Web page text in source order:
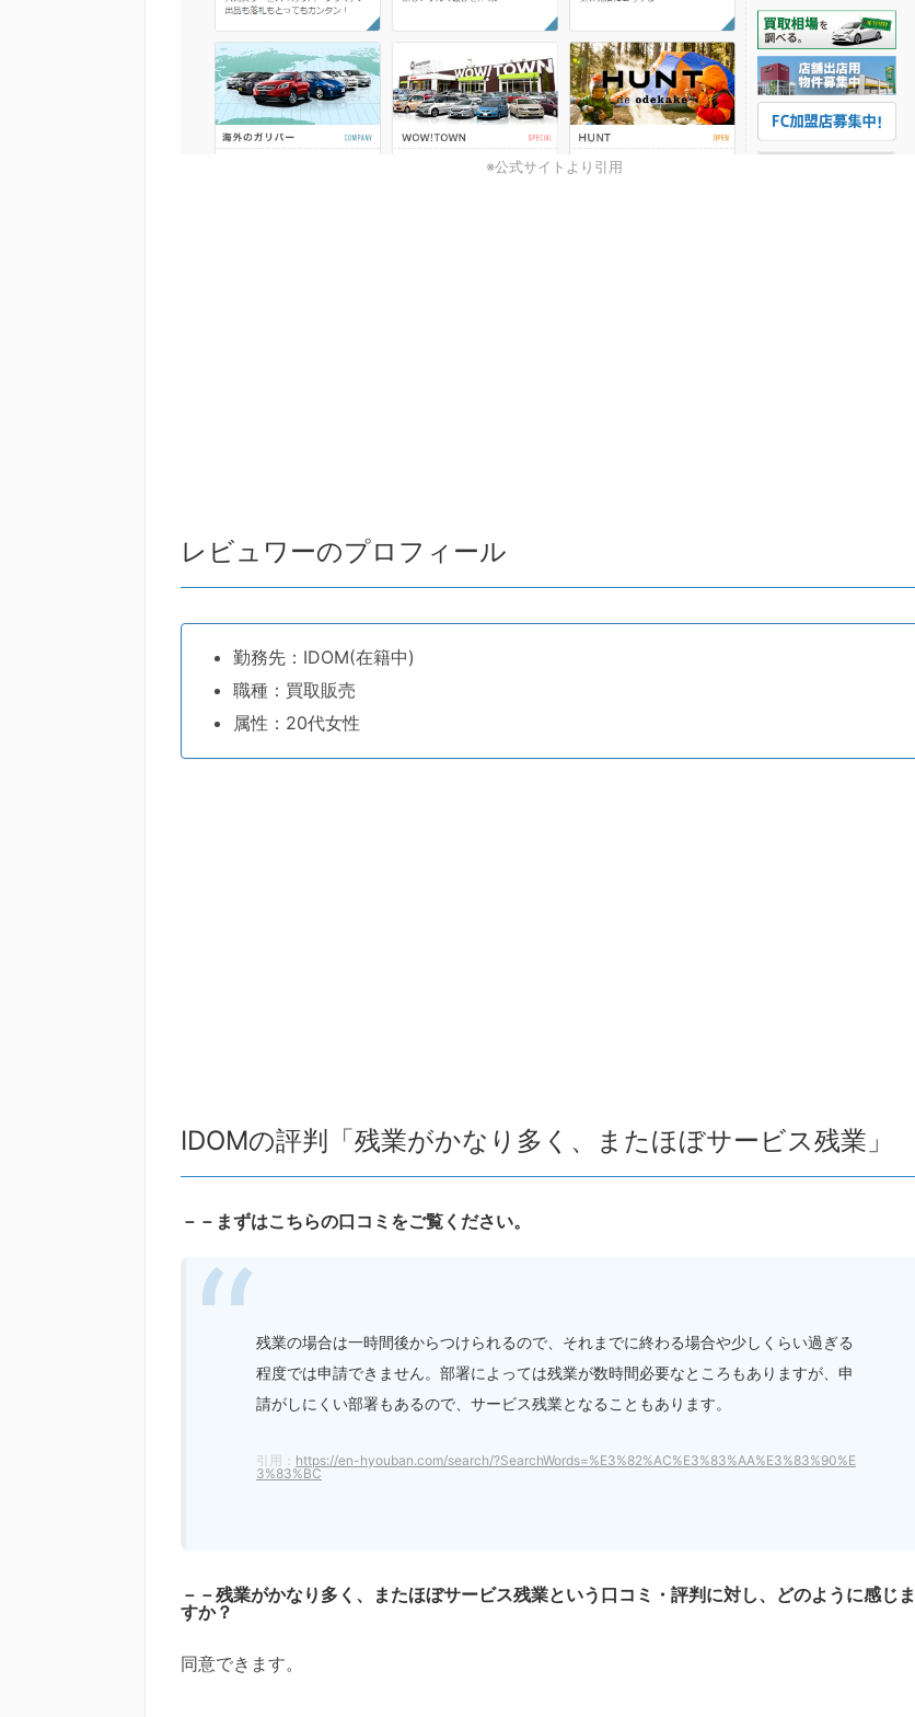
※公式サイトより引用
レビュワーのプロフィール
勤務先：IDOM(在籍中)
職種：買取販売
属性：20代女性
IDOMの評判「残業がかなり多く、またほぼサービス残業」
－－まずはこちらの口コミをご覧ください。
残業の場合は一時間後からつけられるので、それまでに終わる場合や少しくらい過ぎる
程度では申請できません。部署によっては残業が数時間必要なところもありますが、申
請がしにくい部署もあるので、サービス残業となることもあります。
引用： https://en-hyouban.com/search/?SearchWords=%E3%82%AC%E3%83%AA%E3%83%90%E
3%83%BC
－－残業がかなり多く、またほぼサービス残業という口コミ・評判に対し、どのように感じま
すか？
同意できます。